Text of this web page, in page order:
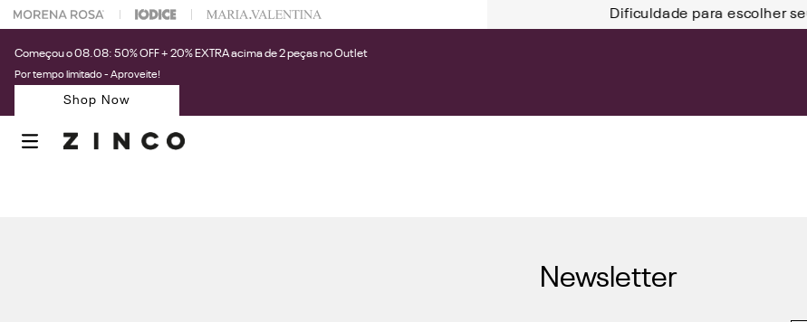
na sua 1° compra usando o cupom: PRIMEIRAZIN Dificuldade para escolher
Começou o 08.08: 50% OFF + 20% EXTRA acima de 2 peças no Outlet
Por tempo limitado - Aproveite!
Shop Now
Newsletter